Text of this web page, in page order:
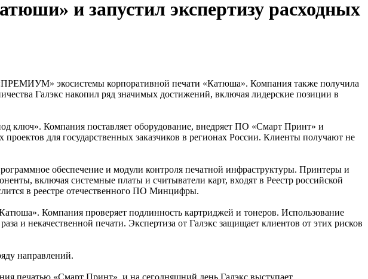
и запустил экспертизу расходных
«ПРЕМИУМ» экосистемы корпоративной печати «Катюша». Компания также получила
Галэкс накопил ряд значимых достижений, включая лидерские позиции в
ключ». Компания поставляет оборудование, внедряет ПО «Смарт Принт» и
для государственных заказчиков в регионах России. Клиенты получают не
обеспечение и модули контроля печатной инфраструктуры. Принтеры и
включая системные платы и считыватели карт, входят в Реестр российской
в реестре отечественного ПО Минцифры.
Компания проверяет подлинность картриджей и тонеров. Использование
и некачественной печати. Экспертиза от Галэкс защищает клиентов от этих рисков
направлений.
печатью «Смарт Принт», и на сегодняшний день Галэкс выступает